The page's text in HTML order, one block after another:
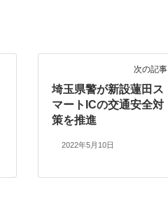
次の記事
埼玉県警が新設蓮田ス
マートICの交通安全対
策を推進
2022年5月10日